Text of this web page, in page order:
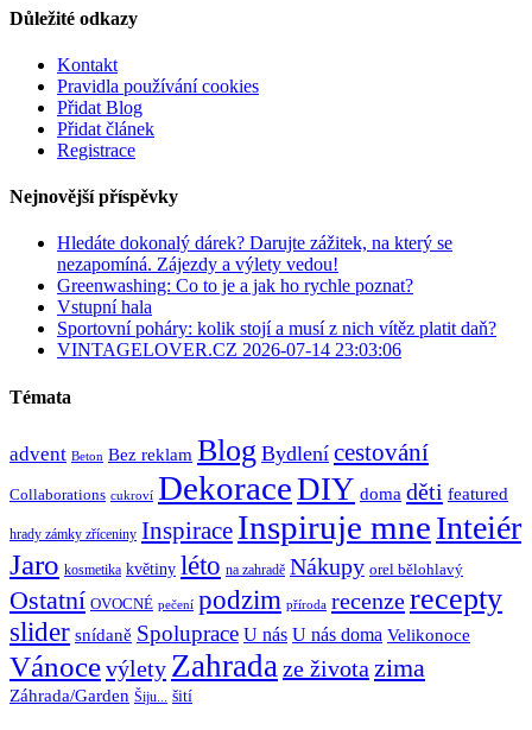
Důležité odkazy
Kontakt
Pravidla používání cookies
Přidat Blog
Přidat článek
Registrace
Nejnovější příspěvky
Hledáte dokonalý dárek? Darujte zážitek, na který se
nezapomíná. Zájezdy a výlety vedou!
Greenwashing: Co to je a jak ho rychle poznat?
Vstupní hala
Sportovní poháry: kolik stojí a musí z nich vítěz platit daň?
VINTAGELOVER.CZ 2026-07-14 23:03:06
Témata
advent Beton Bez reklam Blog Bydlení cestování
Collaborations cukroví DekoraceDIY doma děti featured
hrady zámky zříceniny Inspirace Inspiruje mneInteiér
Jaro kosmetika květiny léto na zahradě Nákupy orel bělohlavý
Ostatní OVOCNÉ pečení podzim příroda recenzerecepty
slider snídaně Spoluprace U nás U nás doma Velikonoce
Vánocevýlety Zahrada ze života zima
Záhrada/Garden Šiju... šití